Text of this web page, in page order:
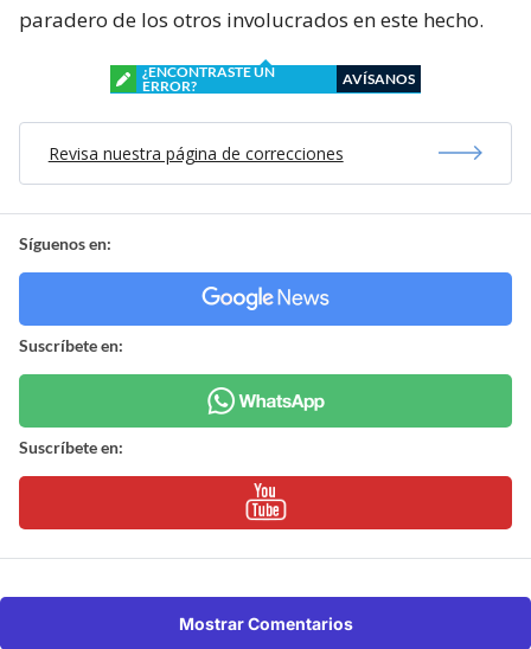
paradero de los otros involucrados en este hecho.
¿ENCONTRASTE UN
ERROR?
AVÍSANOS
Revisa nuestra página de correcciones
Síguenos en:
Suscríbete en:
Suscríbete en:
Mostrar Comentarios